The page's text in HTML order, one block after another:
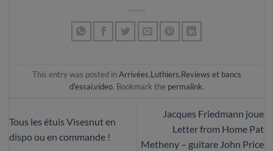
This entry was posted inArrivées,Luthiers,Reviews et bancs
d'essai,video. Bookmark the permalink.
Tous les étuis Visesnut en
dispo ou en commande !
Jacques Friedmann joue
Letter from Home Pat
Metheny – guitare John Price